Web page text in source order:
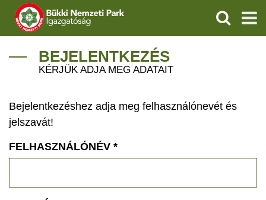
IGAZGATÓSÁG
VÍZVÉDELEM
ÖKOTURIZMUS
KERESÉS
BEJELENTKEZÉS
KÉRJÜK ADJA MEG ADATAIT
Bejelentkezéshez adja meg felhasználónevét és
jelszavát!
FELHASZNÁLÓNÉV *